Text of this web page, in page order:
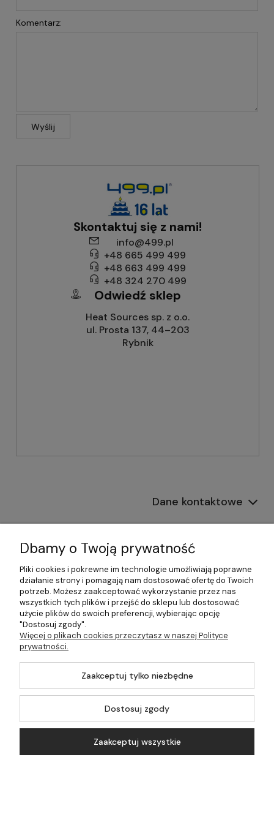
Komentarz:
Wyślij
Skontaktuj się z nami!
info@499.pl
+48 665 499 499
+48 663 499 499
+48 324 270 499
Odwiedź sklep
Heat Sources sp. z o.o.
ul. Prosta 137, 44–203
Rybnik
Dane kontaktowe
Informacje
Płatności i dostawa
Pomoc
Moje konto
©2026 Wszelkie Prawa Zastrzeżone | 499.pl - najlepszy sklep z
Dbamy o Twoją prywatność
Pliki cookies i pokrewne im technologie umożliwiają poprawne
działanie strony i pomagają nam dostosować ofertę do Twoich
potrzeb. Możesz zaakceptować wykorzystanie przez nas
wszystkich tych plików i przejść do sklepu lub dostosować
użycie plików do swoich preferencji, wybierając opcję
"Dostosuj zgody".
Więcej o plikach cookies przeczytasz w naszej Polityce
prywatności.
Zaakceptuj tylko niezbędne
Dostosuj zgody
Zaakceptuj wszystkie